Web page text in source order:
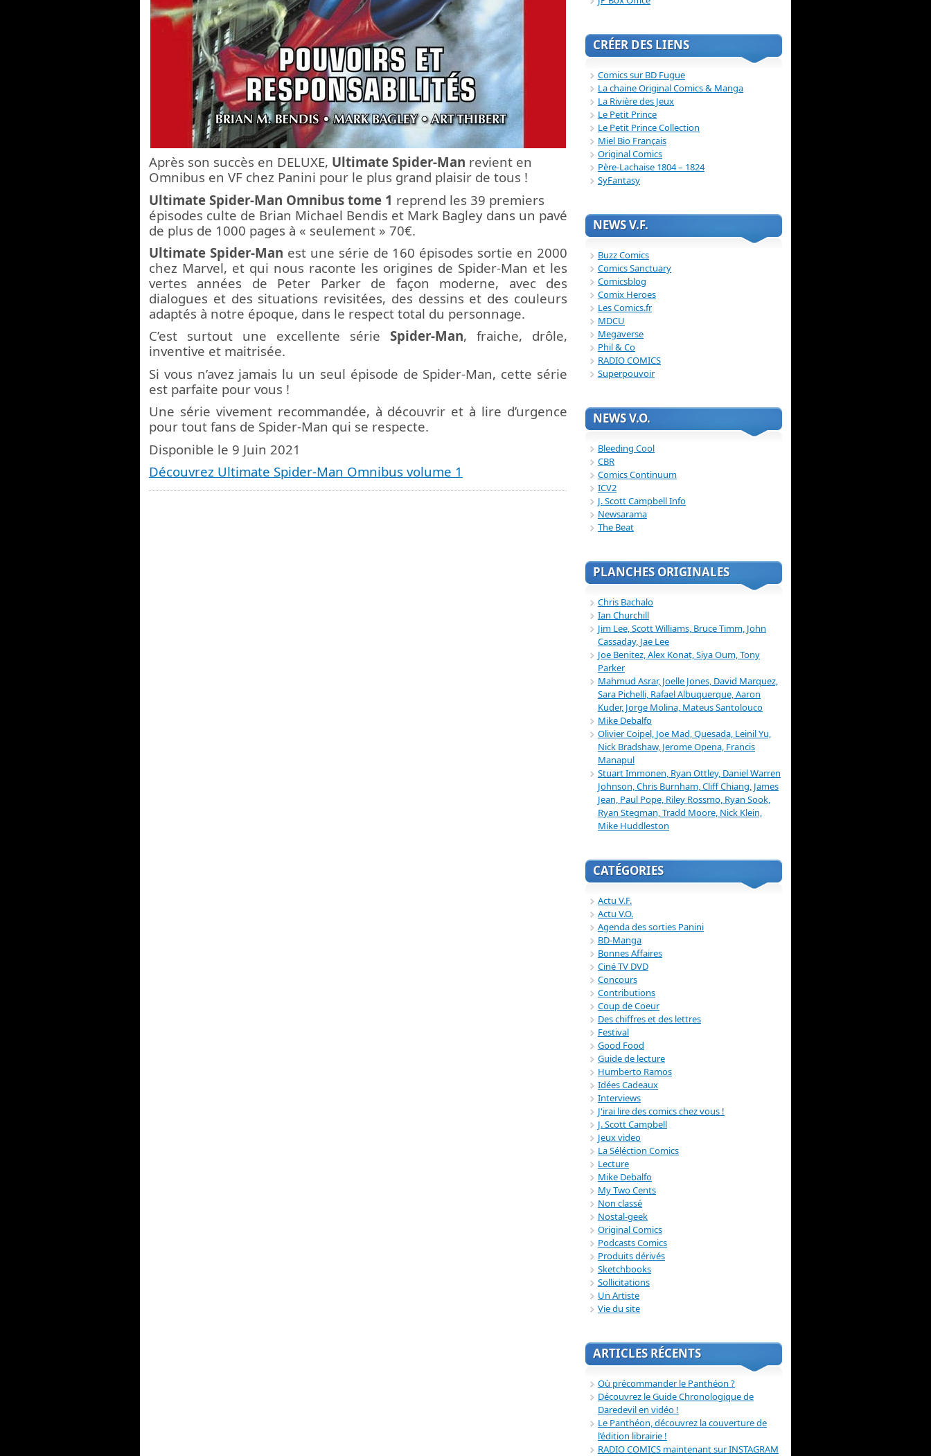
Après son succès en DELUXE, Ultimate Spider-Man revient en
Omnibus en VF chez Panini pour le plus grand plaisir de tous !
Ultimate Spider-Man Omnibus tome 1 reprend les 39 premiers
épisodes culte de Brian Michael Bendis et Mark Bagley dans un pavé
de plus de 1000 pages à « seulement » 70€.
Ultimate Spider-Man est une série de 160 épisodes sortie en 2000
chez Marvel, et qui nous raconte les origines de Spider-Man et les
vertes années de Peter Parker de façon moderne, avec des
dialogues et des situations revisitées, des dessins et des couleurs
adaptés à notre époque, dans le respect total du personnage.
C’est surtout une excellente série Spider-Man, fraiche, drôle,
inventive et maitrisée.
Si vous n’avez jamais lu un seul épisode de Spider-Man, cette série
est parfaite pour vous !
Une série vivement recommandée, à découvrir et à lire d’urgence
pour tout fans de Spider-Man qui se respecte.
Disponible le 9 Juin 2021
Découvrez Ultimate Spider-Man Omnibus volume 1
CRÉER DES LIENS
Comics sur BD Fugue
La chaine Original Comics & Manga
La Rivière des Jeux
Le Petit Prince
Le Petit Prince Collection
Miel Bio Français
Original Comics
Père-Lachaise 1804 – 1824
SyFantasy
NEWS V.F.
Buzz Comics
Comics Sanctuary
Comicsblog
Comix Heroes
Les Comics.fr
MDCU
Megaverse
Phil & Co
RADIO COMICS
Superpouvoir
NEWS V.O.
Bleeding Cool
CBR
Comics Continuum
ICV2
J. Scott Campbell Info
Newsarama
The Beat
PLANCHES ORIGINALES
Chris Bachalo
Ian Churchill
Jim Lee, Scott Williams, Bruce Timm, John
Cassaday, Jae Lee
Joe Benitez, Alex Konat, Siya Oum, Tony
Parker
Mahmud Asrar, Joelle Jones, David Marquez,
Sara Pichelli, Rafael Albuquerque, Aaron
Kuder, Jorge Molina, Mateus Santolouco
Mike Debalfo
Olivier Coipel, Joe Mad, Quesada, Leinil Yu,
Nick Bradshaw, Jerome Opena, Francis
Manapul
Stuart Immonen, Ryan Ottley, Daniel Warren
Johnson, Chris Burnham, Cliff Chiang, James
Jean, Paul Pope, Riley Rossmo, Ryan Sook,
Ryan Stegman, Tradd Moore, Nick Klein,
Mike Huddleston
CATÉGORIES
Actu V.F.
Actu V.O.
Agenda des sorties Panini
BD-Manga
Bonnes Affaires
Ciné TV DVD
Concours
Contributions
Coup de Coeur
Des chiffres et des lettres
Festival
Good Food
Guide de lecture
Humberto Ramos
Idées Cadeaux
Interviews
J'irai lire des comics chez vous !
J. Scott Campbell
Jeux video
La Séléction Comics
Lecture
Mike Debalfo
My Two Cents
Non classé
Nostal-geek
Original Comics
Podcasts Comics
Produits dérivés
Sketchbooks
Sollicitations
Un Artiste
Vie du site
ARTICLES RÉCENTS
Où précommander le Panthéon ?
Découvrez le Guide Chronologique de
Daredevil en vidéo !
Le Panthéon, découvrez la couverture de
l’édition librairie !
RADIO COMICS maintenant sur INSTAGRAM